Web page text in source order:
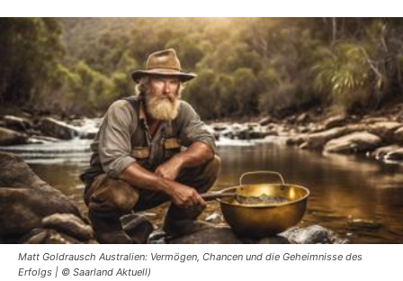
Matt Goldrausch Australien: Vermögen, Chancen und die Geheimnisse des
Erfolgs | © Saarland Aktuell)